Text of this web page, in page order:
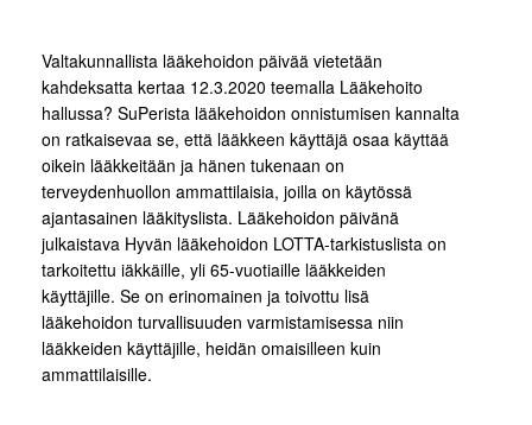
Valtakunnallista lääkehoidon päivää vietetään
kahdeksatta kertaa 12.3.2020 teemalla Lääkehoito
hallussa? SuPerista lääkehoidon onnistumisen kannalta
on ratkaisevaa se, että lääkkeen käyttäjä osaa käyttää
oikein lääkkeitään ja hänen tukenaan on
terveydenhuollon ammattilaisia, joilla on käytössä
ajantasainen lääkityslista. Lääkehoidon päivänä
julkaistava Hyvän lääkehoidon LOTTA-tarkistuslista on
tarkoitettu iäkkäille, yli 65-vuotiaille lääkkeiden
käyttäjille. Se on erinomainen ja toivottu lisä
lääkehoidon turvallisuuden varmistamisessa niin
lääkkeiden käyttäjille, heidän omaisilleen kuin
ammattilaisille.